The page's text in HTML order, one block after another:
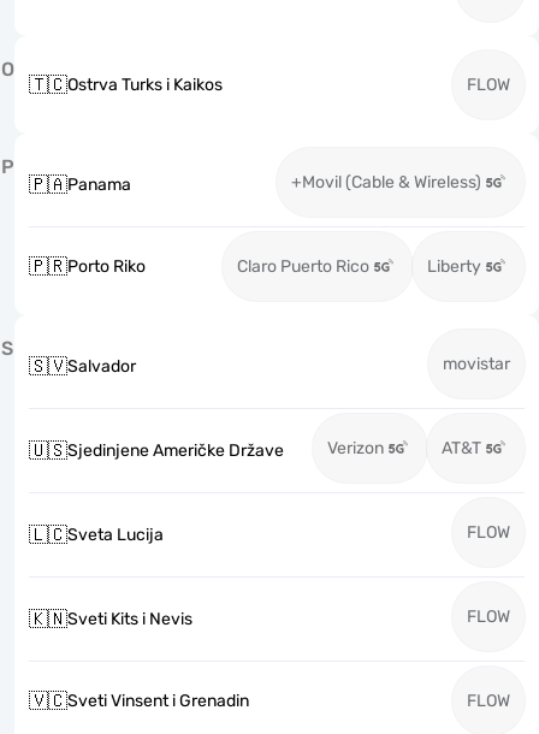
O
🇹🇨Ostrva Turks i Kaikos FLOW
P
🇵🇦Panama +Movil (Cable & Wireless)
🇵🇷Porto Riko Claro Puerto Rico Liberty
S
🇸🇻Salvador movistar
🇺🇸Sjedinjene Američke Države Verizon AT&T
🇱🇨Sveta Lucija FLOW
🇰🇳Sveti Kits i Nevis FLOW
🇻🇨Sveti Vinsent i Grenadin FLOW